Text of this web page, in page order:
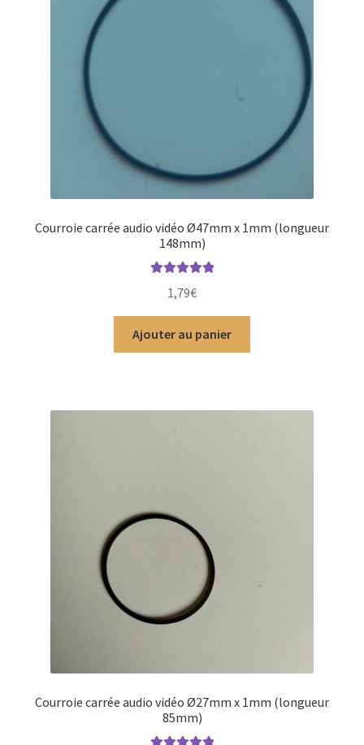
Courroie carrée audio vidéo Ø47mm x 1mm (longueur
148mm)
1,79€
Ajouter au panier
Courroie carrée audio vidéo Ø27mm x 1mm (longueur
85mm)